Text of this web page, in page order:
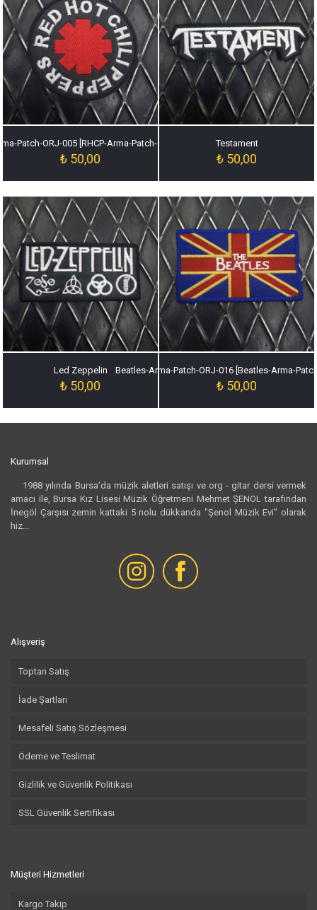
Patch-ORJ-005 [RHCP-Arma-Patch-ORJ-005]
₺ 50,00
Testament
₺ 50,00
Led Zeppelin
₺ 50,00
Beatles-Arma-Patch-ORJ-016 [Beatles-Arma-
₺ 50,00
Kurumsal
1988 yılında Bursa’da müzik aletleri satışı ve org - gitar dersi vermek
amacı ile, Bursa Kız Lisesi Müzik Öğretmeni Mehmet ŞENOL tarafından
İnegöl Çarşısı zemin kattaki 5 nolu dükkanda "Şenol Müzik Evi” olarak
hiz...
Alışveriş
Toptan Satış
İade Şartları
Mesafeli Satış Sözleşmesi
Ödeme ve Teslimat
Gizlilik ve Güvenlik Politikası
SSL Güvenlik Sertifikası
Müşteri Hizmetleri
Kargo Takip